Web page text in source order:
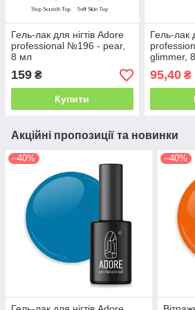
Гель-лак для нігтів Adore
professional №196 - pear,
8 мл
159 ₴
Купити
Гель-лак
glimmer,
95,40₴
Акційні пропозиції та новинки
–40% –40%